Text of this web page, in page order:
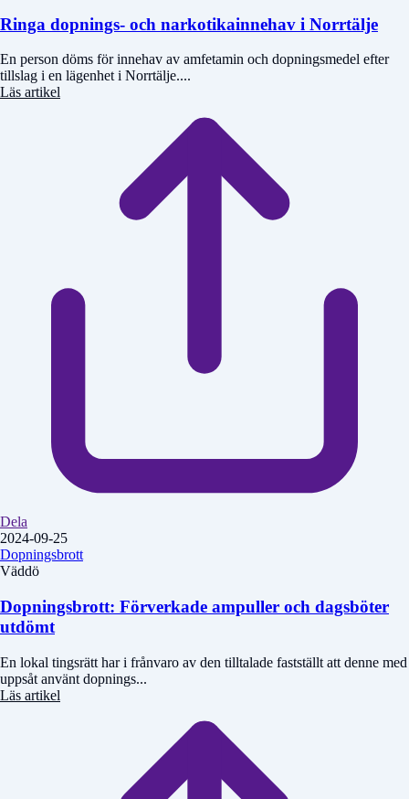
Ringa dopnings- och narkotikainnehav i Norrtälje
En person döms för innehav av amfetamin och dopningsmedel efter
tillslag i en lägenhet i Norrtälje....
Läs artikel
Dela
2024-09-25
Dopningsbrott
Väddö
Dopningsbrott: Förverkade ampuller och dagsböter
utdömt
En lokal tingsrätt har i frånvaro av den tilltalade fastställt att denne med
uppsåt använt dopnings...
Läs artikel